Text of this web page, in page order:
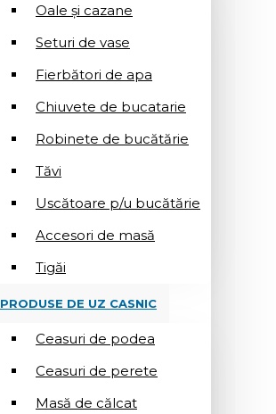
Oale și cazane
Seturi de vase
Fierbători de apa
Chiuvete de bucatarie
Robinete de bucătărie
Tăvi
Uscătoare p/u bucătărie
Accesori de masă
Tigăi
PRODUSE DE UZ CASNIC
Ceasuri de podea
Ceasuri de perete
Masă de călcat